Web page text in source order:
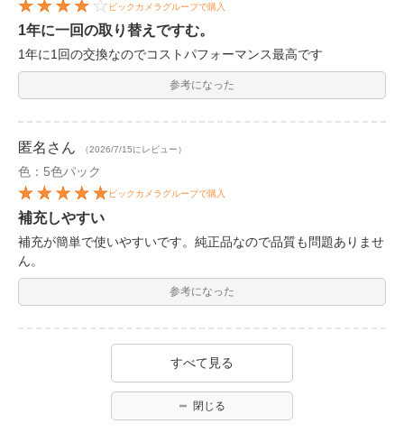
ビックカメラグループで購入
1年に一回の取り替えですむ。
1年に1回の交換なのでコストパフォーマンス最高です
参考になった
匿名 さん （2026/7/15にレビュー）
色：5色パック
ビックカメラグループで購入
補充しやすい
補充が簡単で使いやすいです。純正品なので品質も問題ありませ
ん。
参考になった
すべて見る
閉じる